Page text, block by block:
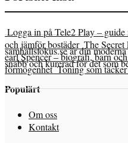
Logga in på Tele2 Play –
och jämför bostäder The
earl Spencer – biografi, barn
förmögenhet Toning som
samhallsfokus.se är din
snabb och kurerad för det som
Populärt
Om oss
Kontakt